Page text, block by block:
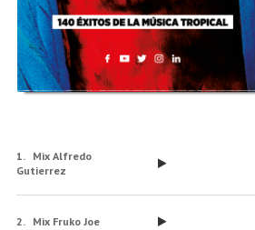
Mix Alfredo
Gutierrez
Mix Fruko Joe